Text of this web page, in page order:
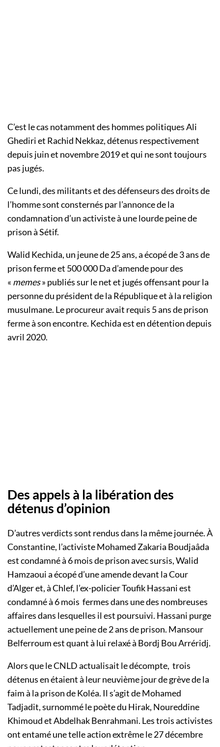
C’est le cas notamment des hommes politiques Ali
Ghediri et Rachid Nekkaz, détenus respectivement
depuis juin et novembre 2019 et qui ne sont toujours
pas jugés.
Ce lundi, des militants et des défenseurs des droits de
l’homme sont consternés par l’annonce de la
condamnation d’un activiste à une lourde peine de
prison à Sétif.
Walid Kechida, un jeune de 25 ans, a écopé de 3 ans de
prison ferme et 500 000 Da d’amende pour des
« memes» publiés sur le net et jugés offensant pour la
personne du président de la République et à la religion
musulmane. Le procureur avait requis 5 ans de prison
ferme à son encontre. Kechida est en détention depuis
avril 2020.
Des appels à la libération des
détenus d’opinion
D’autres verdicts sont rendus dans la même journée. À
Constantine, l’activiste Mohamed Zakaria Boudjaâda
est condamné à 6 mois de prison avec sursis, Walid
Hamzaoui a écopé d’une amende devant la Cour
d’Alger et, à Chlef, l’ex-policier Toufik Hassani est
condamné à 6 mois fermes dans une des nombreuses
affaires dans lesquelles il est poursuivi. Hassani purge
actuellement une peine de 2 ans de prison. Mansour
Belferroum est quant à lui relaxé à Bordj Bou Arréridj.
Alors que le CNLD actualisait le décompte, trois
détenus en étaient à leur neuvième jour de grève de la
faim à la prison de Koléa. Il s’agit de Mohamed
Tadjadit, surnommé le poète du Hirak, Noureddine
Khimoud et Abdelhak Benrahmani. Les trois activistes
ont entamé une telle action extrême le 27 décembre